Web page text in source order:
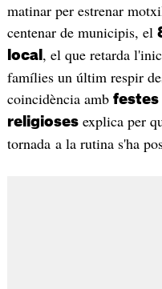
matinar per estrenar
centenar de municipis, el
local , el que retarda
famílies un últim respir
coincidència amb festes
religiosesexplica per
tornada a la rutina s'ha